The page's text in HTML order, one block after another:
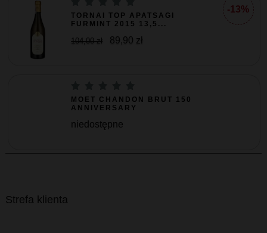
-13%
TORNAI TOP APATSAGI
FURMINT 2015 13,5...
104,00 zł 89,90 zł
MOET CHANDON BRUT 150
ANNIVERSARY
niedostępne
Strefa klienta